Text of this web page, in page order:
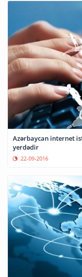
Azərbaycan internet
yerdədir
22-09-2016